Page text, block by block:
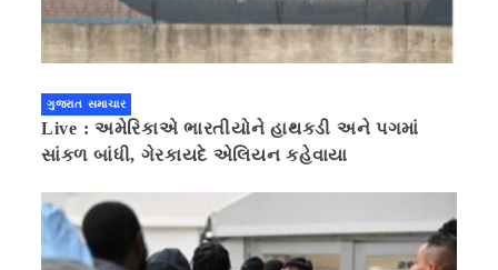
ગુજરાત સમાચાર
Live : અમેરિકાએ ભારતીયોને હાથકડી અને પગમાં
સાંકળ બાંધી, ગેરકાયદે એલિયન કહેવાયા